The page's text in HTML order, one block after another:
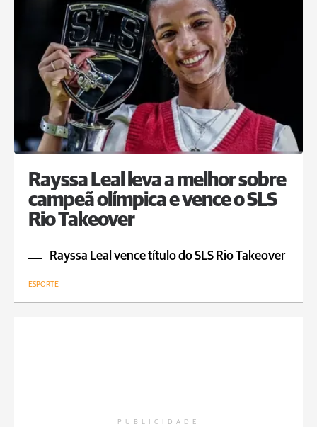
Rayssa Leal leva a melhor sobre
campeã olímpica e vence o SLS
Rio Takeover
Rayssa Leal vence título do SLS Rio Takeover
ESPORTE
PUBLICIDADE